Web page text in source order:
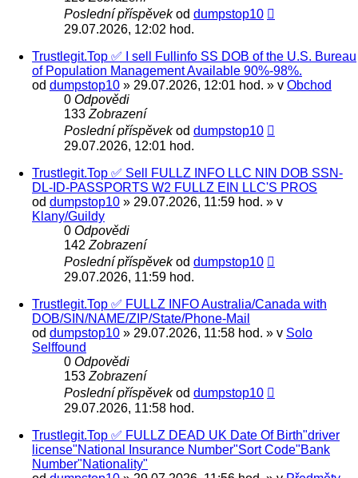
Poslední příspěvekod dumpstop10
29.07.2026, 12:02 hod.
Trustlegit.Top ✅ I sell Fullinfo SS DOB of the U.S. Bureau
of Population Management Available 90%-98%.
od dumpstop10 » 29.07.2026, 12:01 hod. » v Obchod
0 Odpovědi
133 Zobrazení
Poslední příspěvekod dumpstop10
29.07.2026, 12:01 hod.
Trustlegit.Top ✅ Sell FULLZ INFO LLC NIN DOB SSN-
DL-ID-PASSPORTS W2 FULLZ EIN LLC'S PROS
od dumpstop10 » 29.07.2026, 11:59 hod. » v
Klany/Guildy
0 Odpovědi
142 Zobrazení
Poslední příspěvekod dumpstop10
29.07.2026, 11:59 hod.
Trustlegit.Top ✅ FULLZ INFO Australia/Canada with
DOB/SIN/NAME/ZIP/State/Phone-Mail
od dumpstop10 » 29.07.2026, 11:58 hod. » v Solo
Selffound
0 Odpovědi
153 Zobrazení
Poslední příspěvekod dumpstop10
29.07.2026, 11:58 hod.
Trustlegit.Top ✅ FULLZ DEAD UK Date Of Birth"driver
license"National Insurance Number"Sort Code"Bank
Number"Nationality"